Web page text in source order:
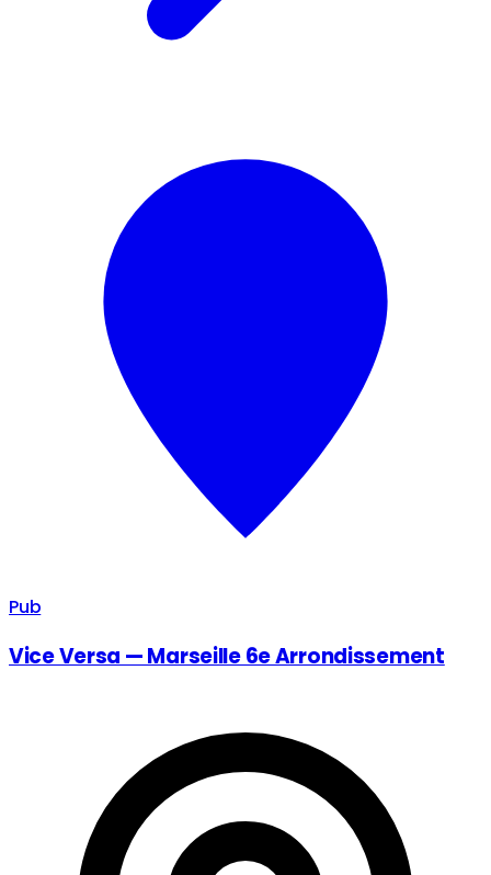
Pub
Vice Versa — Marseille 6e Arrondissement